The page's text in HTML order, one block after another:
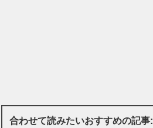
合わせて読みたいおすすめの記事: